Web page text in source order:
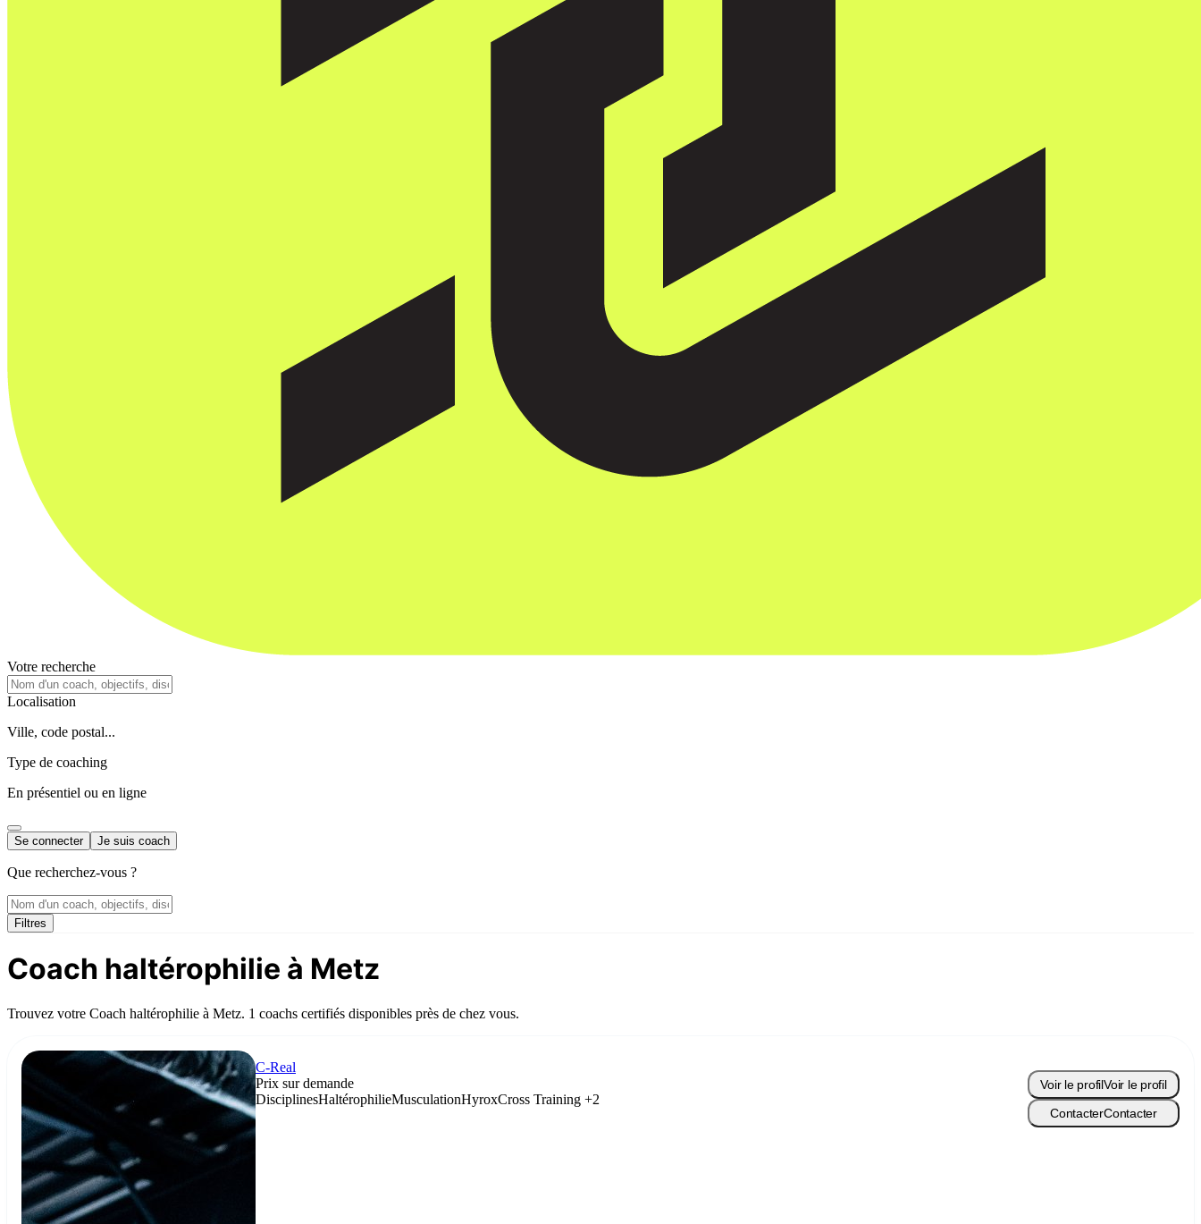
Votre recherche
Localisation
Ville, code postal...
Type de coaching
En présentiel ou en ligne
Se connecter Je suis coach
Que recherchez-vous ?
Filtres
Coach haltérophilie à Metz
Trouvez votre Coach haltérophilie à Metz. 1 coachs certifiés disponibles près de chez vous.
C-Real
Prix sur demande
DisciplinesHaltérophilieMusculationHyroxCross Training +2
Voir le profilVoir le profil
ContacterContacter